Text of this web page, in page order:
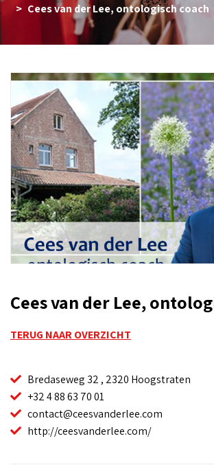
Cees van der Lee, ontologisch coach
Cees van der Lee,
TERUG NAAR OVERZICHT
Bredaseweg 32 , 2320 Hoogstraten
+32 4 88 63 70 01
contact@ceesvanderlee.com
http://ceesvanderlee.com/